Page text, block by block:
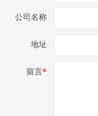
公司名称
地址
留言*